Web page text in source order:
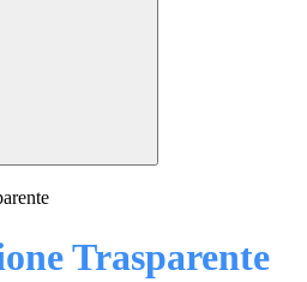
Trasparente